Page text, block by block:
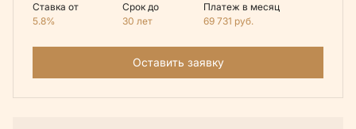
Ставка от
5.8%
Срок до
30 лет
Платеж в месяц
69 731 руб.
Оставить заявку